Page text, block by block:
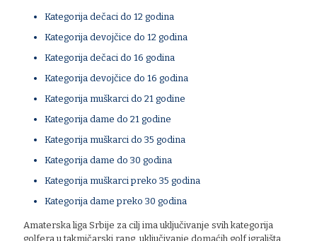
Kategorija dečaci do 12 godina
Kategorija devojčice do 12 godina
Kategorija dečaci do 16 godina
Kategorija devojčice do 16 godina
Kategorija muškarci do 21 godine
Kategorija dame do 21 godine
Kategorija muškarci do 35 godina
Kategorija dame do 30 godina
Kategorija muškarci preko 35 godina
Kategorija dame preko 30 godina
Amaterska liga Srbije za cilj ima uključivanje svih kategorija
golfera u takmičarski rang, uključivanje domaćih golf igrališta,